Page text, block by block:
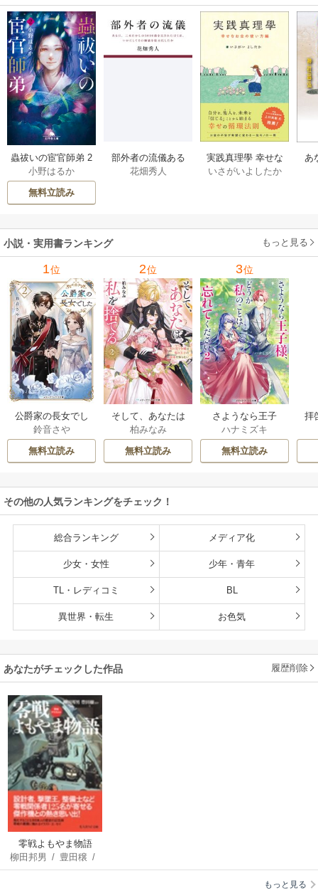
蟲祓いの宦官師弟 2
巻
小野はるか
無料立読み
部外者の流儀ある
日、三木たかしの5
したか 1巻
花畑秀人
実践真理學 幸せな
お金の使い方編 1巻
いさがいよしたか
あ
小説・実用書ランキング もっと見る
1位
公爵家の長女でし
た
鈴音さや
無料立読み
2位
そして、あなたは
私を捨てる
柏みなみ
無料立読み
3位
さようなら王子
様、どうか私のこ
とは忘れてくださ
い
ハナミズキ
無料立読み
拝
その他の人気ランキングをチェック！
総合ランキング メディア化
少女・女性 少年・青年
TL・レディコミ BL
異世界・転生 お色気
あなたがチェックした作品 履歴削除
零戦よもやま物語
柳田邦男 / 豊田穣 /
他
もっと見る